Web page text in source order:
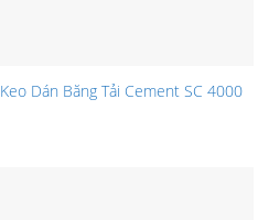
Keo Dán Băng Tải Cement SC 4000